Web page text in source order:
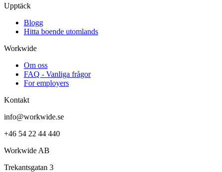
Upptäck
Blogg
Hitta boende utomlands
Workwide
Om oss
FAQ - Vanliga frågor
For employers
Kontakt
info@workwide.se
+46 54 22 44 440
Workwide AB
Trekantsgatan 3